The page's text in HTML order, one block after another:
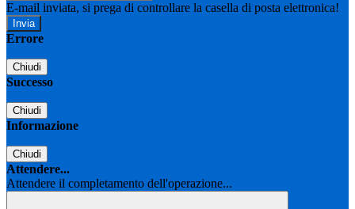
E-mail inviata, si prega di controllare la casella di posta elettronica!
Errore
Chiudi
Successo
Chiudi
Informazione
Chiudi
Attendere...
Attendere il completamento dell'operazione...